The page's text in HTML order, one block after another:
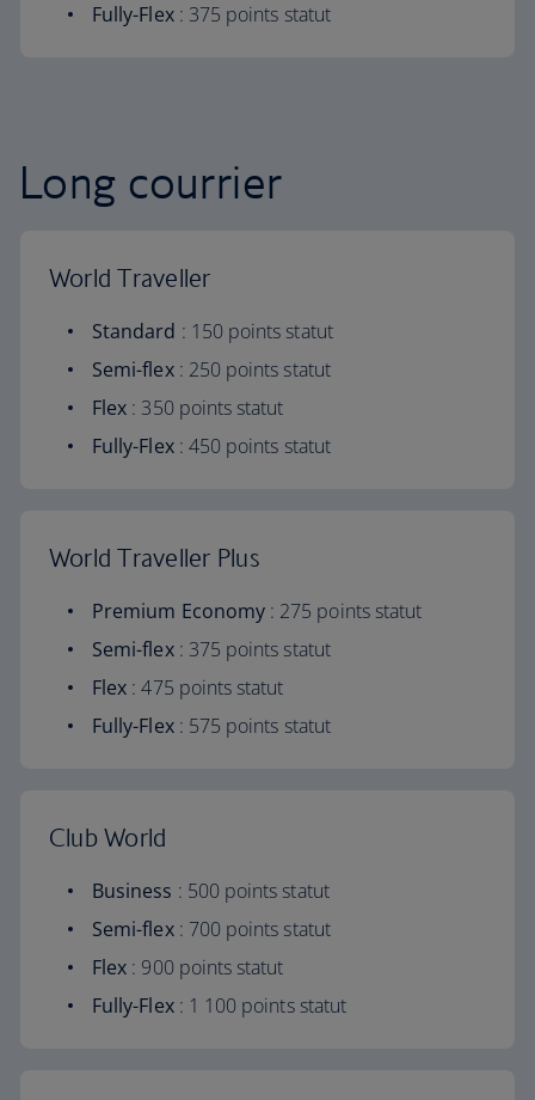
Fully-Flex: 375 points statut
Long courrier
World Traveller
Standard : 150 points statut
Semi-flex: 250 points statut
Flex : 350 points statut
Fully-Flex: 450 points statut
World Traveller Plus
Premium Economy: 275 points statut
Semi-flex: 375 points statut
Flex : 475 points statut
Fully-Flex: 575 points statut
Club World
Business : 500 points statut
Semi-flex: 700 points statut
Flex : 900 points statut
Fully-Flex: 1 100 points statut